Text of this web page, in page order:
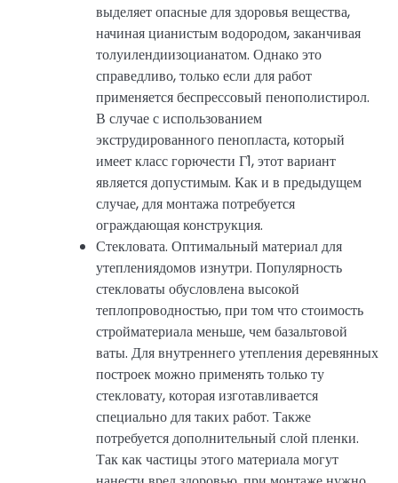
выделяет опасные для здоровья вещества,
начиная цианистым водородом, заканчивая
толуилендиизоцианатом. Однако это
справедливо, только если для работ
применяется беспрессовый пенополистирол.
В случае с использованием
экструдированного пенопласта, который
имеет класс горючести Г1, этот вариант
является допустимым. Как и в предыдущем
случае, для монтажа потребуется
ограждающая конструкция.
Стекловата. Оптимальный материал для
утеплениядомов изнутри. Популярность
стекловаты обусловлена высокой
теплопроводностью, при том что стоимость
стройматериала меньше, чем базальтовой
ваты. Для внутреннего утепления деревянных
построек можно применять только ту
стекловату, которая изготавливается
специально для таких работ. Также
потребуется дополнительный слой пленки.
Так как частицы этого материала могут